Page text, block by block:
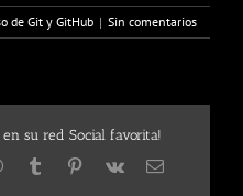
de Git y GitHub | Sin comentarios
su red Social favorita!
WhatsApp
TumblrPinterest
Vk
Correo